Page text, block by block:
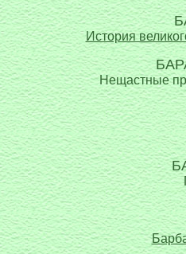
История
Нещастные